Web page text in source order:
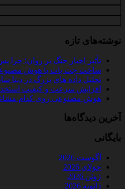
نوشته‌های تازه
تأثیر اخبار جنگ بر روان؛
ساخت چت‌ بات با هوش مصنوعی در 7 مرحله از ایده تا
تحلیل داده‌ های بزرگ در دیتا ساینس:
افزایش سرعت و کیفیت
هوش مصنوعی روی کدام مشاغل
آخرین دیدگاه‌ها
بایگانی
آگوست 2026
جولای 2026
ژوئن 2026
ژانویه 2026